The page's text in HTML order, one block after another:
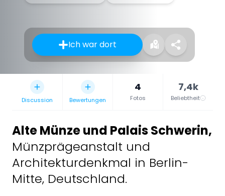
Ich war dort
Discussion Bewertungen
4
Fotos
7,4k
Beliebtheit
Alte Münze und Palais Schwerin,
Münzprägeanstalt und
Architekturdenkmal in Berlin-
Mitte, Deutschland.